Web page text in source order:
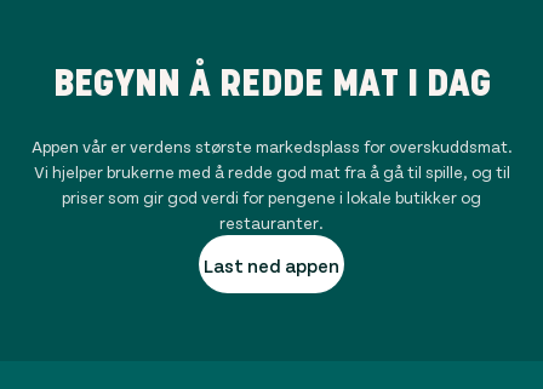
BEGYNN Å REDDE MAT I DAG
Appen vår er verdens største markedsplass for overskuddsmat.
Vi hjelper brukerne med å redde god mat fra å gå til spille, og til
priser som gir god verdi for pengene i lokale butikker og
restauranter.
Last ned appen